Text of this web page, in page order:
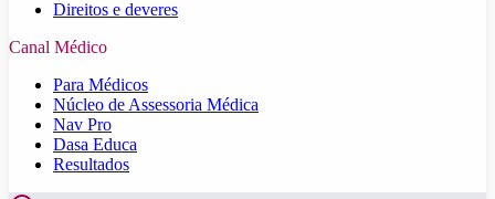
Direitos e deveres
Canal Médico
Para Médicos
Núcleo de Assessoria Médica
Nav Pro
Dasa Educa
Resultados